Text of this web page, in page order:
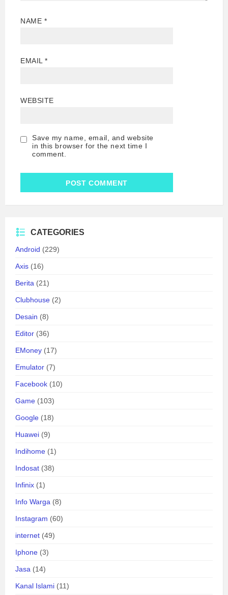
NAME *
EMAIL*
WEBSITE
Save my name, email, and website
in this browser for the next time I
comment.
CATEGORIES
Android (229)
Axis (16)
Berita (21)
Clubhouse (2)
Desain (8)
Editor (36)
EMoney (17)
Emulator (7)
Facebook (10)
Game (103)
Google (18)
Huawei (9)
Indihome (1)
Indosat (38)
Infinix (1)
Info Warga (8)
Instagram (60)
internet (49)
Iphone (3)
Jasa (14)
Kanal Islami (11)